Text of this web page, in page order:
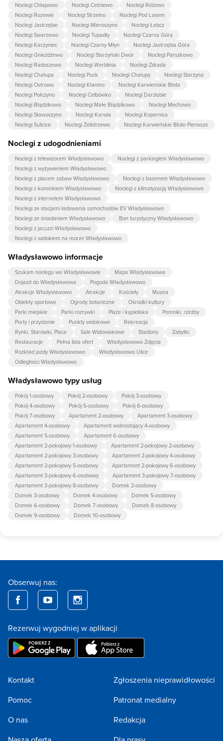
Noclegi Chłapowo Noclegi Cetniewo
Noclegi Różewo
Noclegi Rozewie
Noclegi Strzelno
Noclegi Pod Lasem
Noclegi Jastrzębie
Noclegi Mieroszyno
Noclegi Łebcz
Noclegi Swarzewo
Noclegi Tupadły
Noclegi Czarna Góra
Noclegi Kaczyniec
Noclegi Czarny Młyn
Noclegi Jastrzębia Góra
Noclegi Gnieżdżewo
Noclegi Starzyński Dwór
Noclegi Parszkowo
Noclegi Radoszewo
Noclegi Werblinia
Noclegi Zdrada
Noclegi Chałupa
Noclegi Puck Noclegi Chałupy
Noclegi Starzyno
Noclegi Ostrowo
Noclegi Kłanino
Noclegi Karwieńskie Błota
Noclegi Połczyno
Noclegi Celbówko
Noclegi Darzlubie
Noclegi Błądzikowo
Noclegi Małe Błądzikowo
Noclegi Mechowo
Noclegi Sławoszyno
Noclegi Karwia
Noclegi Kopernica
Noclegi Sulicice
Noclegi Żelistrzewo Noclegi Karwieńskie Błoto Pierwsze
Noclegi z udogodnieniami
Noclegi z telewizorem Władysławowo
Noclegi z parkingiem Władysławowo
Noclegi z wyżywieniem Władysławowo
Noclegi z placem zabaw Władysławowo
Noclegi z basenem Władysławowo
Noclegi z kominkiem Władysławowo
Noclegi z klimatyzacją Władysławowo
Noclegi z internetem Władysławowo
Noclegi ze stacjami ładowania samochodów EV Władysławowo
Noclegi ze śniadaniem Władysławowo
Bon turystyczny Władysławowo
Noclegi z jacuzzi Władysławowo
Noclegi z widokiem na morze Władysławowo
Władysławowo informacje
Szukam noclegu we Władysławowie
Mapa Władysławowa
Dojazd do Władysławowa
Pogoda Władysławowo
Atrakcje Władysławowo
Atrakcje Kościoły
Muzea
Obiekty sportowe
Ogrody botaniczne
Ośrodki kultury
Parki miejskie
Parki rozrywki Plaże i kąpieliska
Pomniki, rzeźby
Porty i przystanie
Punkty widokowe
Rekreacja
Rynki, Starówki, Place
Sale Widowiskowe Stadiony
Zabytki
Restauracje
Pełna lista ofert
Władysławowo Zdjęcia
Rozkład jazdy Władysławowo
Władysławowo Ulice
Odległości Władysławowo
Władysławowo typy usług
Pokój 1-osobowy Pokój 2-osobowy
Pokój 3-osobowy
Pokój 4-osobowy
Pokój 5-osobowy
Pokój 6-osobowy
Pokój 7-osobowy
Apartament 2-osobowy
Apartament 3-osobowy
Apartament 4-osobowy
Apartament wolnostojący 4-osobowy
Apartament 5-osobowy
Apartament 6-osobowy
Apartament 2-pokojowy 1-osobowy
Apartament 2-pokojowy 2-osobowy
Apartament 2-pokojowy 3-osobowy
Apartament 2-pokojowy 4-osobowy
Apartament 2-pokojowy 5-osobowy
Apartament 2-pokojowy 6-osobowy
Apartament 3-pokojowy 6-osobowy
Apartament 3-pokojowy 7-osobowy
Apartament 3-pokojowy 8-osobowy
Domek 2-osobowy
Domek 3-osobowy
Domek 4-osobowy
Domek 5-osobowy
Domek 6-osobowy
Domek 7-osobowy
Domek 8 osobowy
Domek 9-osobowy
Domek 10-osobowy
Obserwuj nas:
Rezerwuj wygodniej w aplikacji
Kontakt
Pomoc
O nas
Zgłoszenia nieprawidłowości
Patronat medialny
Redakcja